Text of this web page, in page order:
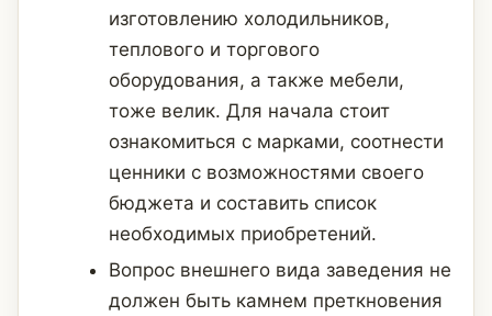
изготовлению холодильников,
теплового и торгового
оборудования, а также мебели,
тоже велик. Для начала стоит
ознакомиться с марками, соотнести
ценники с возможностями своего
бюджета и составить список
необходимых приобретений.
Вопрос внешнего вида заведения не
должен быть камнем преткновения